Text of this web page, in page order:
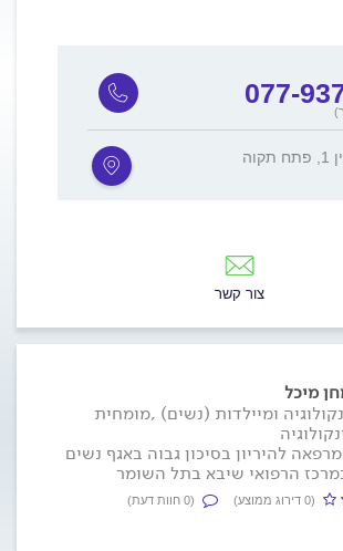
077-
צור קשר
מיכל
ומיילדות (נשים) ,מומחית
להיריון בסיכון גבוה באגף נשים
הרפואי שיבא בתל השומר
(0 דירוג ממוצע) (0 חוות דעת)